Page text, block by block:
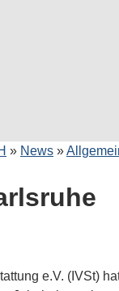
» News »
e.V. (IVSt)